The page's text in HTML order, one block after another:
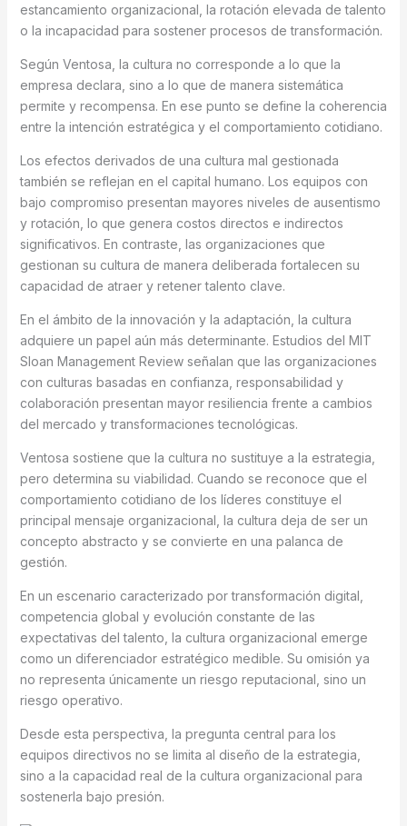
estancamiento organizacional, la rotación elevada de talento
o la incapacidad para sostener procesos de transformación.
Según Ventosa, la cultura no corresponde a lo que la
empresa declara, sino a lo que de manera sistemática
permite y recompensa. En ese punto se define la coherencia
entre la intención estratégica y el comportamiento cotidiano.
Los efectos derivados de una cultura mal gestionada
también se reflejan en el capital humano. Los equipos con
bajo compromiso presentan mayores niveles de ausentismo
y rotación, lo que genera costos directos e indirectos
significativos. En contraste, las organizaciones que
gestionan su cultura de manera deliberada fortalecen su
capacidad de atraer y retener talento clave.
En el ámbito de la innovación y la adaptación, la cultura
adquiere un papel aún más determinante. Estudios del MIT
Sloan Management Review señalan que las organizaciones
con culturas basadas en confianza, responsabilidad y
colaboración presentan mayor resiliencia frente a cambios
del mercado y transformaciones tecnológicas.
Ventosa sostiene que la cultura no sustituye a la estrategia,
pero determina su viabilidad. Cuando se reconoce que el
comportamiento cotidiano de los líderes constituye el
principal mensaje organizacional, la cultura deja de ser un
concepto abstracto y se convierte en una palanca de
gestión.
En un escenario caracterizado por transformación digital,
competencia global y evolución constante de las
expectativas del talento, la cultura organizacional emerge
como un diferenciador estratégico medible. Su omisión ya
no representa únicamente un riesgo reputacional, sino un
riesgo operativo.
Desde esta perspectiva, la pregunta central para los
equipos directivos no se limita al diseño de la estrategia,
sino a la capacidad real de la cultura organizacional para
sostenerla bajo presión.